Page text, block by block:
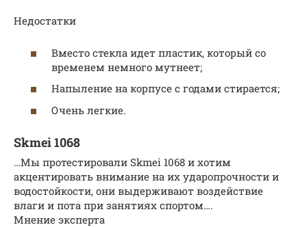
Недостатки
Вместо стекла идет пластик, который со
временем немного мутнеет;
Напыление на корпусе с годами стирается;
Очень легкие.
Skmei 1068
…Мы протестировали Skmei 1068 и хотим
акцентировать внимание на их ударопрочности и
водостойкости, они выдерживают воздействие
влаги и пота при занятиях спортом….
Мнение эксперта